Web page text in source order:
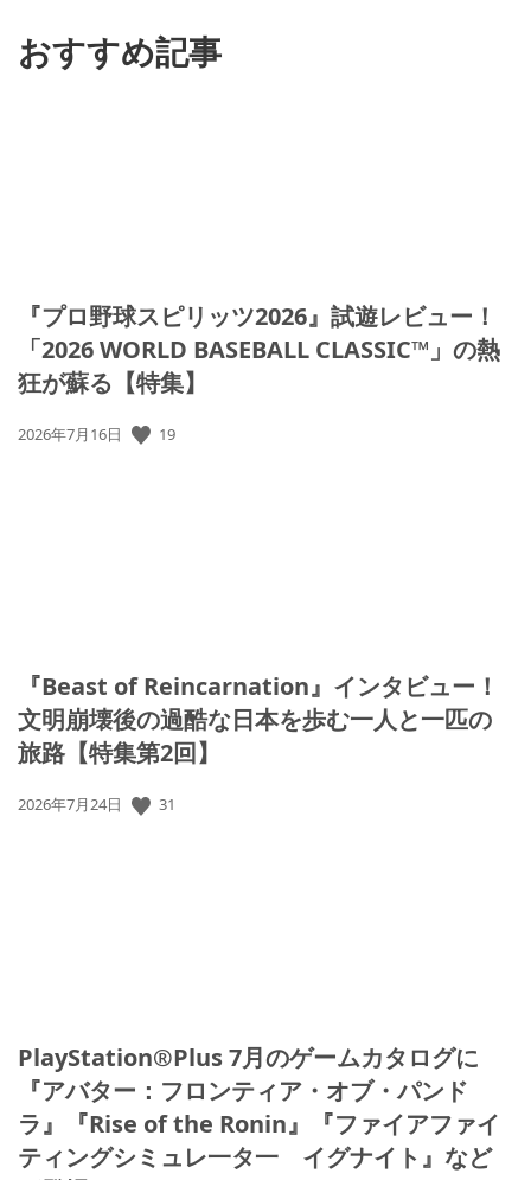
おすすめ記事
『プロ野球スピリッツ2026』試遊レビュー！
「2026 WORLD BASEBALL CLASSIC™」の熱
狂が蘇る【特集】
公
2026年7月16日 19
『Beast of Reincarnation』インタビュー！
文明崩壊後の過酷な日本を歩む一人と一匹の
旅路【特集第2回】
公
2026年7月24日 31
PlayStation®Plus 7月のゲームカタログに
『アバター：フロンティア・オブ・パンド
ラ』『Rise of the Ronin』『ファイアファイ
ティングシミュレ一タ一 イグナイト』など